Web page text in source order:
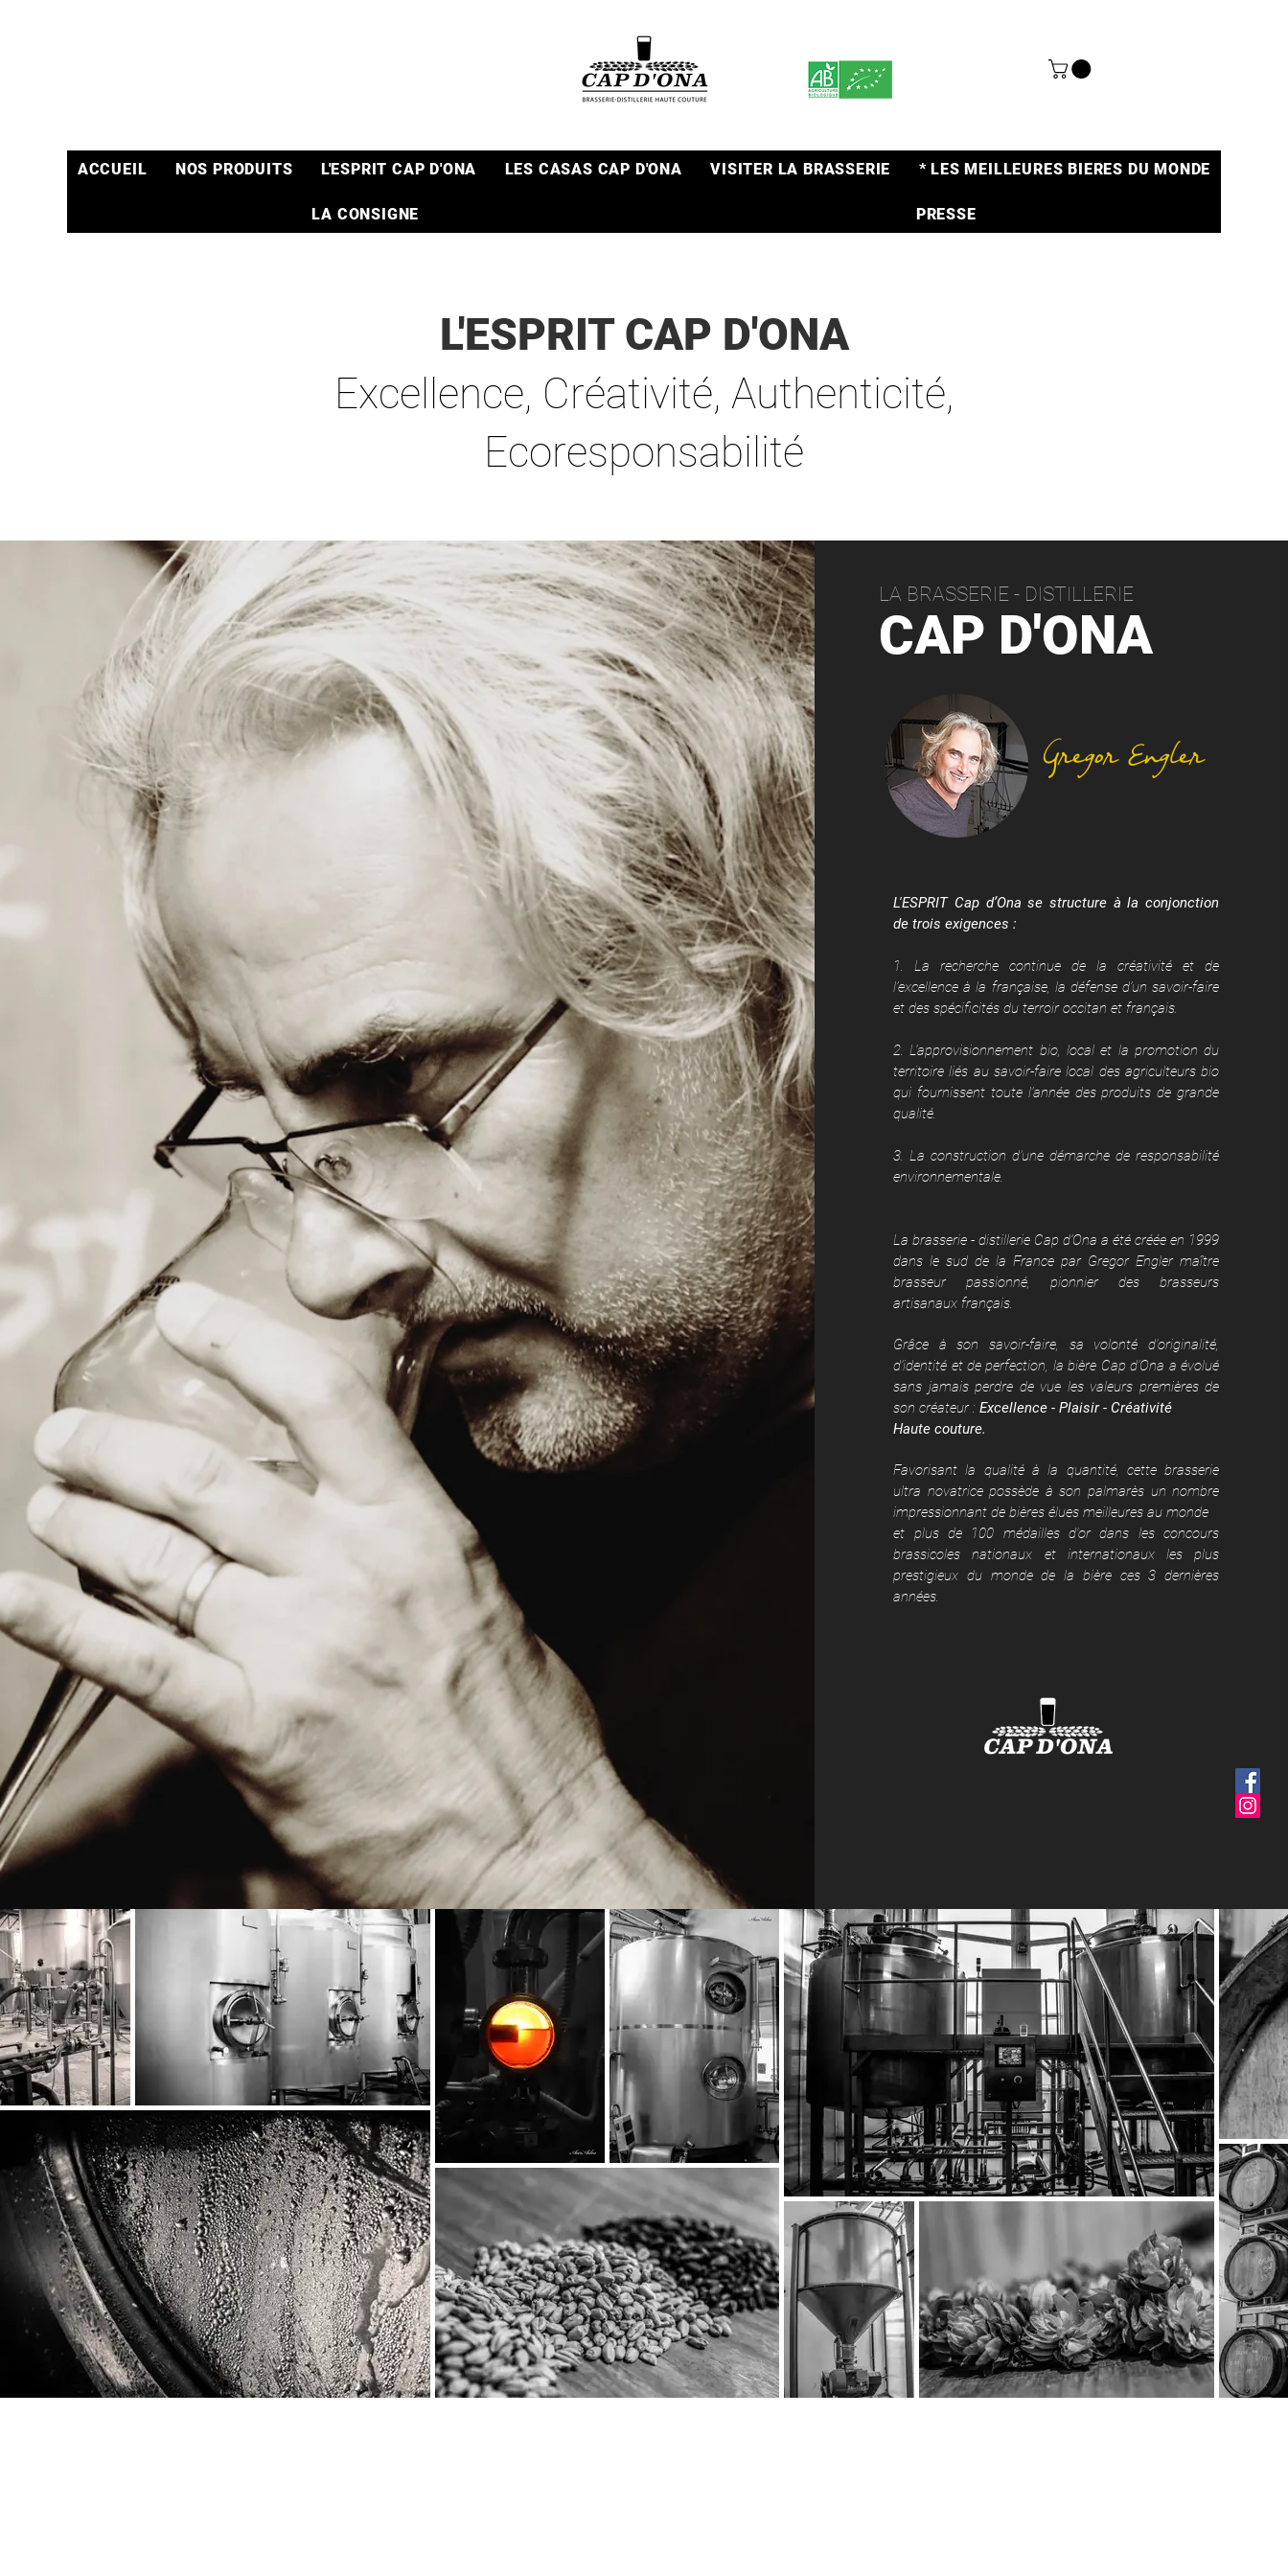
ACCUEIL NOS PRODUITS L'ESPRIT CAP D'ONA LES CASAS CAP D'ONA VISITER LA BRASSERIE * LES MEILLEURES BIERES DU MONDE
LA CONSIGNE PRESSE
L'ESPRIT CAP D'ONA
Excellence, Créativité, Authenticité,
Ecoresponsabilité
LA BRASSERIE - DISTILLERIE
CAP D'ONA
Gregor Engler
L'ESPRIT Cap d’Ona se structure à la conjonction
de trois exigences :
1. La recherche continue de la créativité et de
l’excellence à la française, la défense d’un savoir-faire
et des spécificités du terroir occitan et français.
2. L’approvisionnement bio, local et la promotion du
territoire liés au savoir-faire local des agriculteurs bio
qui fournissent toute l’année des produits de grande
qualité.
3. La construction d’une démarche de responsabilité
environnementale.
La brasserie - distillerie Cap d'Ona a été créée en 1999
dans le sud de la France par Gregor Engler maître
brasseur passionné, pionnier des brasseurs
artisanaux français.
Grâce à son savoir-faire, sa volonté d'originalité,
d'identité et de perfection, la bière Cap d'Ona a évolué
sans jamais perdre de vue les valeurs premières de
son créateur :Excellence - Plaisir - Créativité
Haute couture.
Favorisant la qualité à la quantité, cette brasserie
ultra novatrice possède à son palmarès un nombre
impressionnant de bières élues meilleures au monde
et plus de 100 médailles d'or dans les concours
brassicoles nationaux et internationaux les plus
prestigieux du monde de la bière ces 3 dernières
années.